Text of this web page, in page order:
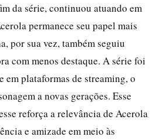
da série, continuou atuando em
permanece seu papel mais
por sua vez, também seguiu
com menos destaque. A série foi
em plataformas de streaming, o
a novas gerações. Esse
reforça a relevância de Acerola
e amizade em meio às